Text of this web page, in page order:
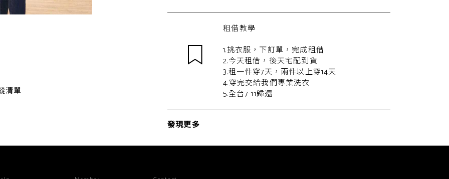
清單
租借教學
1.挑衣服，下訂單，完成租借
2.今天租借，後天宅配到貨
3.租一件穿7天，兩件以上穿14天
4.穿完交給我們專業洗衣
5.全台7-11歸還
發現更多